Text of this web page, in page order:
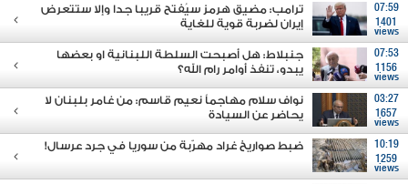
07:59
1401
views
ترامب: مضيق هرمز سيُفتح قريبا جدا وإلا ستتعرض
إيران لضربة قوية للغاية
07:53
1156
views
جنبلاط: هل أصبحت السلطة اللبنانية او بعضها
يبدو، تنفذ أوامر رام الله؟
03:27
1657
views
نواف سلام مهاجماً نعيم قاسم: من غامر بلبنان لا
يحاضر عن السيادة
10:19
1259
views
ضبط صواريخ غراد مهرّبة من سوريا في جرد عرسال!